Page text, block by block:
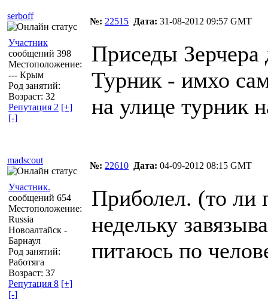
serboff
№: 22515 Дата: 31-08-2012 09:57 GMT
Участник
сообщений 398
Местоположение:
--- Крым
Род занятий:
Возраст: 32
Репутация 2 [+]
[-]
Приседы Зерчера
Турник - имхо
на улице турник
madscout
№: 22610 Дата: 04-09-2012 08:15 GMT
Участник.
сообщений 654
Местоположение:
Russia
Новоалтайск -
Барнаул
Род занятий:
Работяга
Возраст: 37
Репутация 8 [+]
[-]
Приболел. (то ли
недельку
питаюсь по